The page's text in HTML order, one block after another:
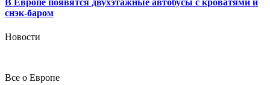
В Европе появятся двухэтажные автобусы с кроватями и
снэк-баром
Новости
Все о Европе